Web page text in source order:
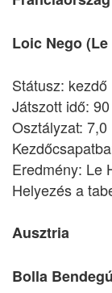
Loic Nego
Státusz: kezdő
Játszott idő:
Osztályzat: 7,0
Eredmény: Le
Helyezés a
Ausztria
Bolla